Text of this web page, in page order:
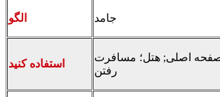
الگو جامد
استفاده کنید
صفحه اصلی; هتل؛ مسافرت
رفتن